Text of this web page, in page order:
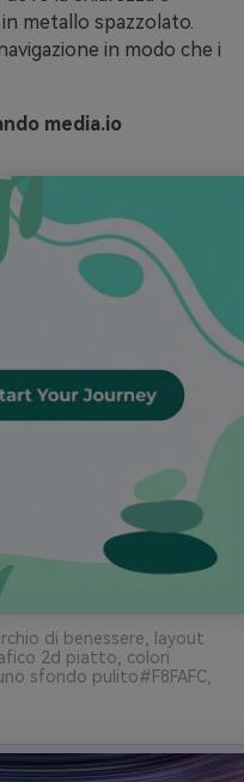
metallo spazzolato.
in modo che i
media.io
di benessere, layout
2d piatto, colori
sfondo pulito#F8FAFC,